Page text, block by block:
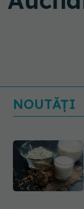
NOUTĂȚI